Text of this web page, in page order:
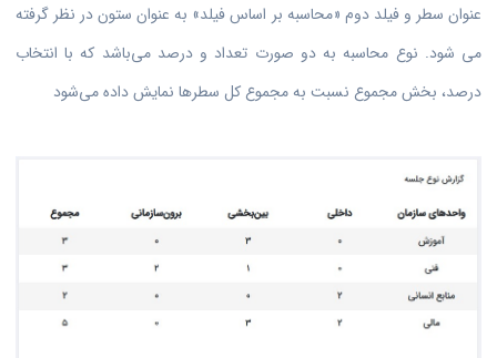
عنوان سطر و فیلد دوم «محاسبه بر اساس فیلد» به عنوان ستون در نظر گرفته
می شود. نوع محاسبه به دو صورت تعداد و درصد می‌باشد که با انتخاب
درصد، بخش مجموع نسبت به مجموع کل سطرها نمایش داده می‌شود